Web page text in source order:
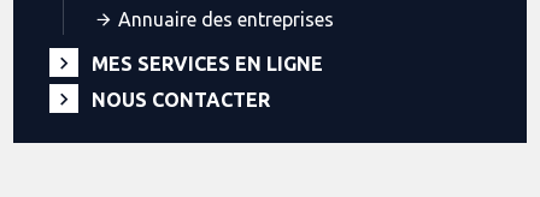
Annuaire des entreprises
MES SERVICES EN LIGNE
NOUS CONTACTER